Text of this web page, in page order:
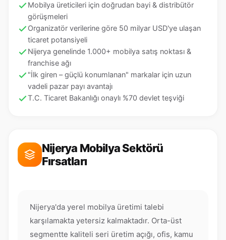
Mobilya üreticileri için doğrudan bayi & distribütör
görüşmeleri
Organizatör verilerine göre 50 milyar USD'ye ulaşan
ticaret potansiyeli
Nijerya genelinde 1.000+ mobilya satış noktası &
franchise ağı
"İlk giren – güçlü konumlanan" markalar için uzun
vadeli pazar payı avantajı
T.C. Ticaret Bakanlığı onaylı %70 devlet teşviği
Nijerya Mobilya Sektörü
Fırsatları
Nijerya'da yerel mobilya üretimi talebi
karşılamakta yetersiz kalmaktadır. Orta-üst
segmentte kaliteli seri üretim açığı, ofis, kamu